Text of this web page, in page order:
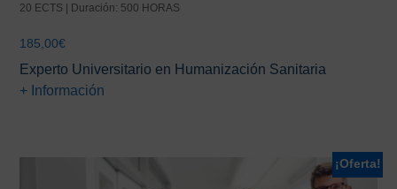
20 ECTS | Duración: 500 HORAS
185,00€
Experto Universitario en Humanización Sanitaria
+ Información
¡Oferta!